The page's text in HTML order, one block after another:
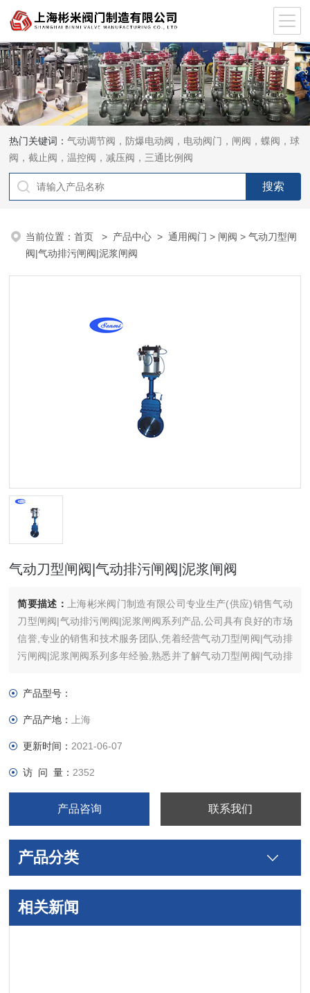
热门关键词：气动调节阀，防爆电动阀，电动阀门，闸阀，蝶阀，球
阀，截止阀，温控阀，减压阀，三通比例阀
当前位置：首页 > 产品中心 >通用阀门 > 闸阀 > 气动刀型闸
阀|气动排污闸阀|泥浆闸阀
气动刀型闸阀|气动排污闸阀|泥浆闸阀
简要描述：
上海彬米阀门制造有限公司专业生产(供应)销售气动
刀型闸阀|气动排污闸阀|泥浆闸阀系列产品,公司具有良好的市场
信誉,专业的销售和技术服务团队,凭着经营气动刀型闸阀|气动排
污闸阀|泥浆闸阀系列多年经验,熟悉并了解气动刀型闸阀|气动排
产品型号：
产品产地： 上海
更新时间： 2021-06-07
访 问 量： 2352
产品咨询 联系我们
产品分类
相关新闻